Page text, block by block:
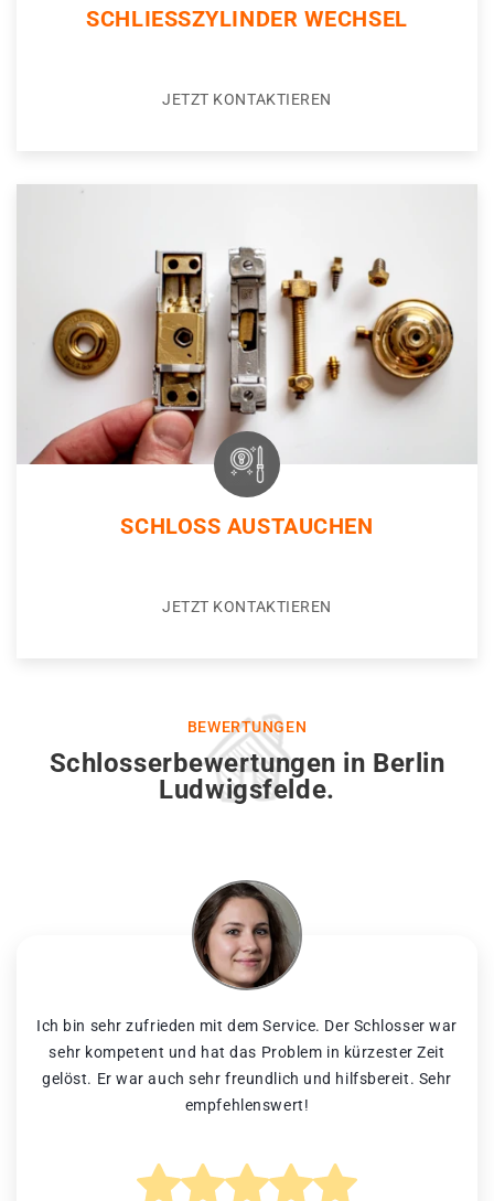
SCHLIESSZYLINDER WECHSEL
JETZT KONTAKTIEREN
SCHLOSS AUSTAUCHEN
JETZT KONTAKTIEREN
BEWERTUNGEN
Schlosserbewertungen in Berlin
Ludwigsfelde.
Ich bin sehr zufrieden mit dem Service. Der Schlosser war
sehr kompetent und hat das Problem in kürzester Zeit
gelöst. Er war auch sehr freundlich und hilfsbereit. Sehr
empfehlenswert!